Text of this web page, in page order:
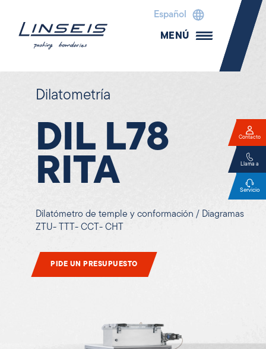
Español
MENÚ
Dilatometría
DIL L78
RITA
Dilatómetro de temple y conformación / Diagramas
ZTU- TTT- CCT- CHT
PIDE UN PRESUPUESTO
Contacto
Llama a
Servicio